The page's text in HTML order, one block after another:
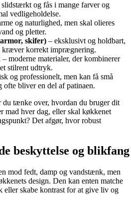
og fås i mange farver og
vedligeholdelse.
og naturlighed, men skal olieres
og pletter.
skifer) – eksklusivt og holdbart,
kræver korrekt imprægnering.
– moderne materialer, der kombinerer
stilrent udtryk.
og professionelt, men kan få små
ofte bliver en del af patinaen.
tænke over, hvordan du bruger dit
mad hver dag, eller skal køkkenet
Det afgør, hvor robust
beskyttelse og blikfang
mod fedt, damp og vandstænk, men
design. Den kan enten matche
eller skabe kontrast for at give liv og